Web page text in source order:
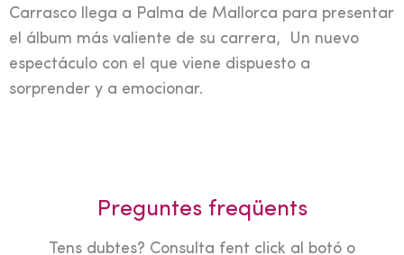
Carrasco llega a Palma de Mallorca para presentar
el álbum más valiente de su carrera, Un nuevo
espectáculo con el que viene dispuesto a
sorprender y a emocionar.
Preguntes freqüents
Tens dubtes? Consulta fent click al botó o